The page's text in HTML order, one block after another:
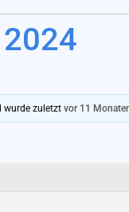
wurde zuletztvor 11